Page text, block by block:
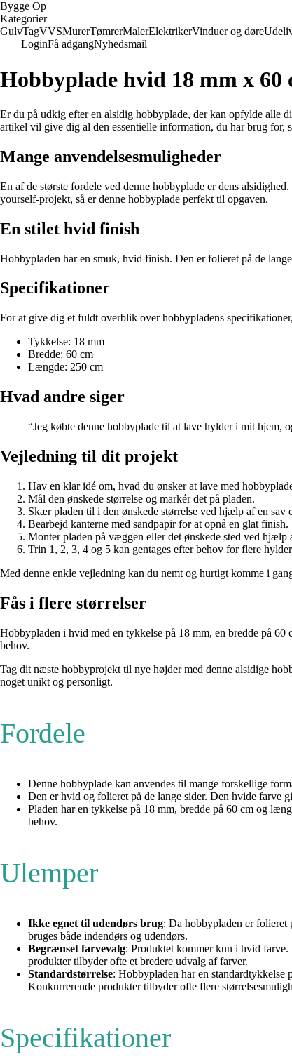
Bygge Op
Kategorier
GulvTagVVSMurerTømrerMalerElektrikerVinduer og døre
LoginFå adgangNyhedsmail
Hobbyplade hvid 18 mm x 60
Er du på udkig efter en alsidig hobbyplade, der kan opfylde alle
artikel vil give dig al den essentielle information, du har brug
Mange anvendelsesmuligheder
En af de største fordele ved denne hobbyplade er dens
yourself-projekt, så er denne hobbyplade perfekt til opgaven.
En stilet hvid finish
Hobbypladen har en smuk, hvid finish. Den er folieret på de
Specifikationer
For at give dig et fuldt overblik over hobbypladens
Tykkelse: 18 mm
Bredde: 60 cm
Længde: 250 cm
Hvad andre siger
“Jeg købte denne hobbyplade til at lave hylder i mit hjem,
Vejledning til dit projekt
Hav en klar idé om, hvad du ønsker at lave med
Mål den ønskede størrelse og markér det på pladen.
Skær pladen til i den ønskede størrelse ved hjælp af en sav
Bearbejd kanterne med sandpapir for at opnå en glat finish.
Monter pladen på væggen eller det ønskede sted ved hjælp
Trin 1, 2, 3, 4 og 5 kan gentages efter behov for flere
Med denne enkle vejledning kan du nemt og hurtigt komme i
Fås i flere størrelser
Hobbypladen i hvid med en tykkelse på 18 mm, en bredde på
behov.
Tag dit næste hobbyprojekt til nye højder med denne alsidige
noget unikt og personligt.
Fordele
Denne hobbyplade kan anvendes til mange forskellige
Den er hvid og folieret på de lange sider. Den hvide farve
Pladen har en tykkelse på 18 mm, bredde på 60 cm og
behov.
Ulemper
Ikke egnet til udendørs brug: Da hobbypladen er folieret
bruges både indendørs og udendørs.
Begrænset farvevalg: Produktet kommer kun i hvid farve.
produkter tilbyder ofte et bredere udvalg af farver.
Standardstørrelse: Hobbypladen har en standardtykkelse
Konkurrerende produkter tilbyder ofte flere
Specifikationer